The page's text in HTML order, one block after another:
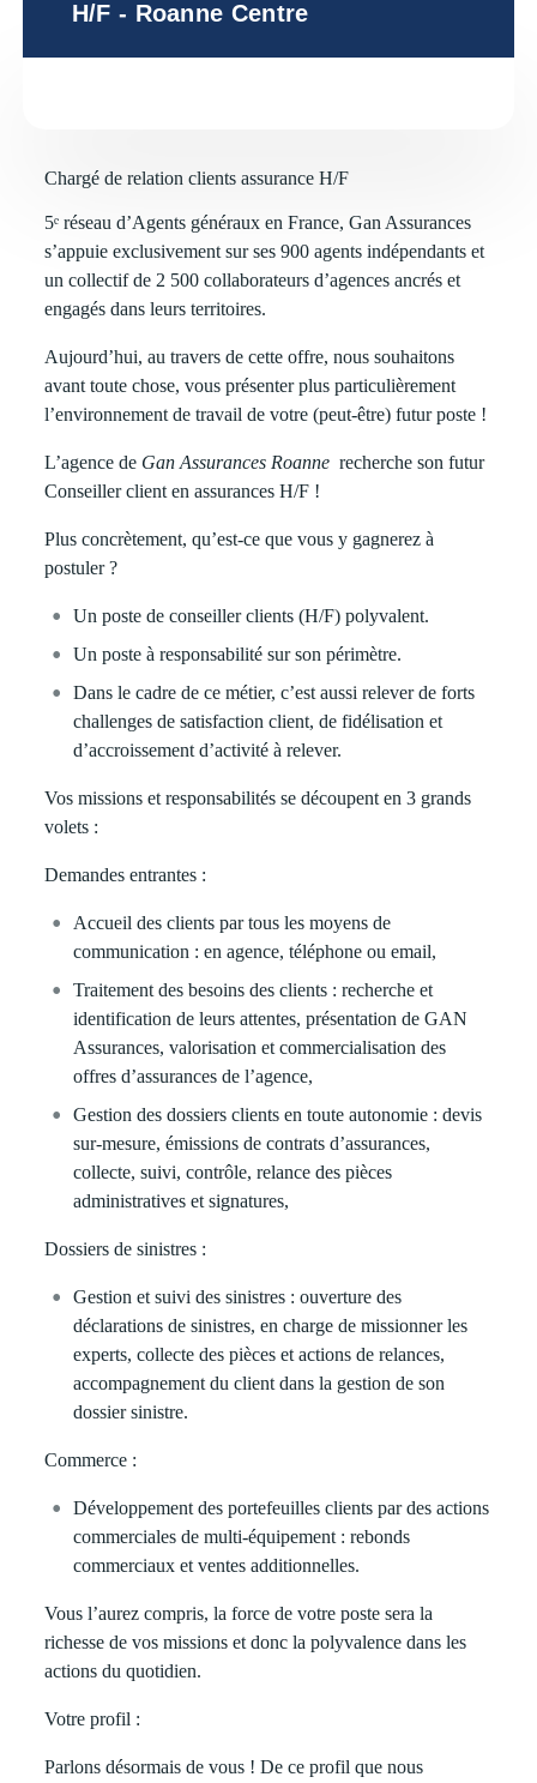
H/F - Roanne Centre
Chargé de relation clients assurance H/F
5ᵉ réseau d’Agents généraux en France, Gan Assurances
s’appuie exclusivement sur ses 900 agents indépendants et
un collectif de 2 500 collaborateurs d’agences ancrés et
engagés dans leurs territoires.
Aujourd’hui, au travers de cette offre, nous souhaitons
avant toute chose, vous présenter plus particulièrement
l’environnement de travail de votre (peut-être) futur poste !
L’agence de Gan Assurances Roanne recherche son futur
Conseiller client en assurances H/F !
Plus concrètement, qu’est-ce que vous y gagnerez à
postuler ?
Un poste de conseiller clients (H/F) polyvalent.
Un poste à responsabilité sur son périmètre.
Dans le cadre de ce métier, c’est aussi relever de forts
challenges de satisfaction client, de fidélisation et
d’accroissement d’activité à relever.
Vos missions et responsabilités se découpent en 3 grands
volets :
Demandes entrantes :
Accueil des clients par tous les moyens de
communication : en agence, téléphone ou email,
Traitement des besoins des clients : recherche et
identification de leurs attentes, présentation de GAN
Assurances, valorisation et commercialisation des
offres d’assurances de l’agence,
Gestion des dossiers clients en toute autonomie : devis
sur-mesure, émissions de contrats d’assurances,
collecte, suivi, contrôle, relance des pièces
administratives et signatures,
Dossiers de sinistres :
Gestion et suivi des sinistres : ouverture des
déclarations de sinistres, en charge de missionner les
experts, collecte des pièces et actions de relances,
accompagnement du client dans la gestion de son
dossier sinistre.
Commerce :
Développement des portefeuilles clients par des actions
commerciales de multi-équipement : rebonds
commerciaux et ventes additionnelles.
Vous l’aurez compris, la force de votre poste sera la
richesse de vos missions et donc la polyvalence dans les
actions du quotidien.
Votre profil :
Parlons désormais de vous ! De ce profil que nous